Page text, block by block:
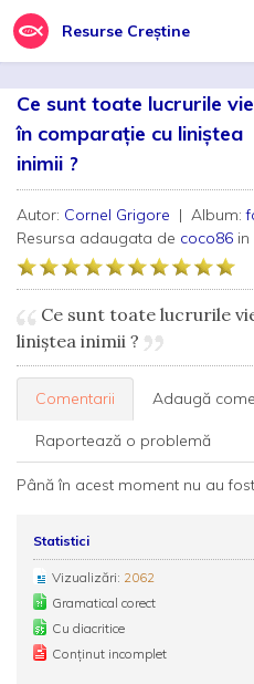
Resurse Creștine
Ce sunt toate lucrurile
în comparaţie cu liniştea
inimii ?
Autor: Cornel Grigore | Album:
Resursa adaugata de coco86 in
Ce sunt toate lucrurile
liniştea inimii ?
Comentarii Adaugă
Raportează o problemă
Până în acest moment nu au
Statistici
Vizualizări: 2062
Gramatical corect
Cu diacritice
Conținut incomplet